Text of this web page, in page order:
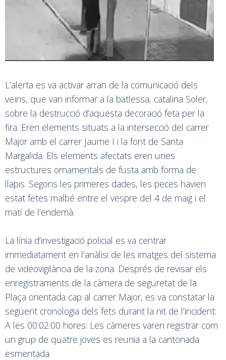
L’alerta es va activar arran de la comunicació dels
veïns, que van informar a la batlessa, catalina Soler,
sobre la destrucció d’aquesta decoració feta per la
fira. Eren elements situats a la intersecció del carrer
Major amb el carrer Jaume I i la font de Santa
Margalida. Els elements afectats eren unes
estructures ornamentals de fusta amb forma de
llapis. Segons les primeres dades, les peces havien
estat fetes malbé entre el vespre del 4 de maig i el
matí de l’endemà.
La línia d’investigació policial es va centrar
immediatament en l’anàlisi de les imatges del sistema
de videovigilància de la zona. Després de revisar els
enregistraments de la càmera de seguretat de la
Plaça orientada cap al carrer Major, es va constatar la
següent cronologia dels fets durant la nit de l’incident:
A les 00:02:00 hores: Les càmeres varen registrar com
un grup de quatre joves es reunia a la cantonada
esmentada.